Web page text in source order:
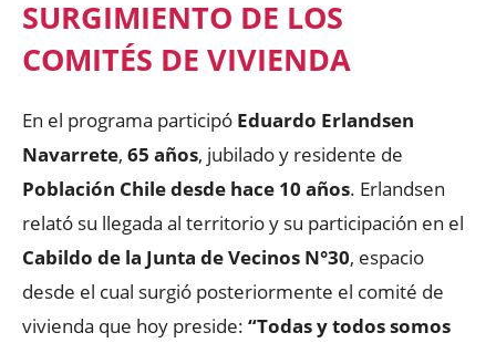
SURGIMIENTO DE LOS
COMITÉS DE VIVIENDA
En el programa participó Eduardo Erlandsen
Navarrete, 65 años, jubilado y residente de
Población Chile desde hace 10 años. Erlandsen
relató su llegada al territorio y su participación en el
Cabildo de la Junta de Vecinos N°30, espacio
desde el cual surgió posteriormente el comité de
vivienda que hoy preside: “Todas y todos somos